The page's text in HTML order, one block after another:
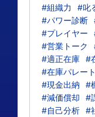
#組織力
#叱
#パワー診断
#プレイヤー
#営業トーク
#適正在庫 #
#在庫パレー
#現金出納
#
#減価償却
#
#自己分析 #